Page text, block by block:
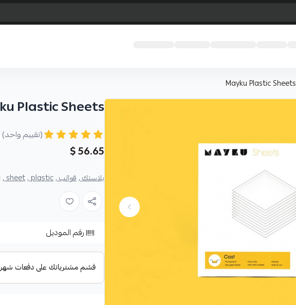
Mayku Plastic Sheets
Plastic Sheets
(تقييم واحد)
56.65 $
بلاستك ,قوالب ,plastic ,
sheet ,
رقم الموديل